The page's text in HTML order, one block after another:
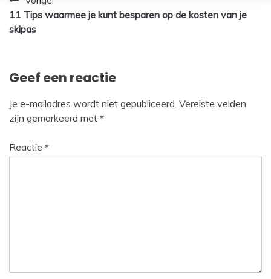
navigatie
11 Tips waarmee je kunt besparen op de kosten van je
skipas
Geef een reactie
Je e-mailadres wordt niet gepubliceerd. Vereiste velden
zijn gemarkeerd met *
Reactie *